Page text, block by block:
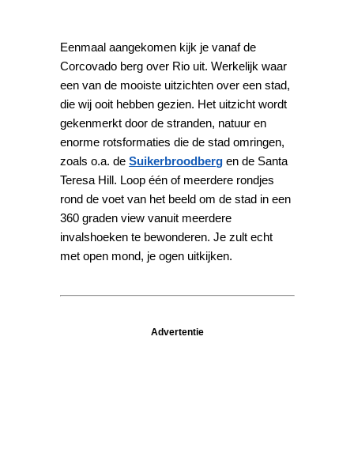
Eenmaal aangekomen kijk je vanaf de
Corcovado berg over Rio uit. Werkelijk waar
een van de mooiste uitzichten over een stad,
die wij ooit hebben gezien. Het uitzicht wordt
gekenmerkt door de stranden, natuur en
enorme rotsformaties die de stad omringen,
zoals o.a. deSuikerbroodberg en de Santa
Teresa Hill. Loop één of meerdere rondjes
rond de voet van het beeld om de stad in een
360 graden view vanuit meerdere
invalshoeken te bewonderen. Je zult echt
met open mond, je ogen uitkijken.
Advertentie